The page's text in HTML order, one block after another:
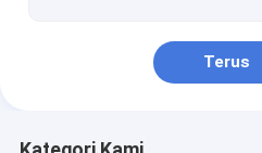
Terus